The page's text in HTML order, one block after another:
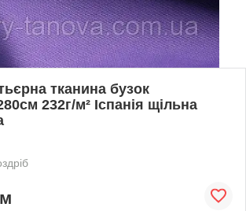
тканина бузок
232г/м² Іспанія щільна